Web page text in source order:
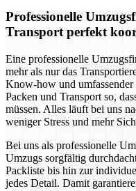
Professionelle
Transport perfekt
Eine professionelle
mehr als nur das
Know-how und
Packen und Transport so,
müssen. Alles läuft bei uns
weniger Stress und mehr
Bei uns als professionelle
Umzugs sorgfältig
Packliste bis hin zur
jedes Detail. Damit